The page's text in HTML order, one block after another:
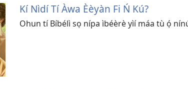
Kí Nìdí Tí Àwa Èèyàn Fi Ń Kú?
Ohun tí Bíbélì sọ nípa ìbéèrè yìí máa tù ọ́